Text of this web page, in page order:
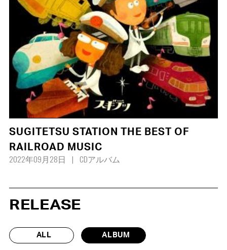
SUGITETSU STATION THE BEST OF
RAILROAD MUSIC
2022年09月28日 CDアルバム
RELEASE
ALL ALBUM